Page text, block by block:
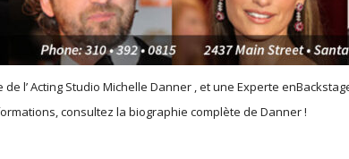
l’ Acting Studio Michelle Danner , et une Experte
consultez la biographie complète de Danner !